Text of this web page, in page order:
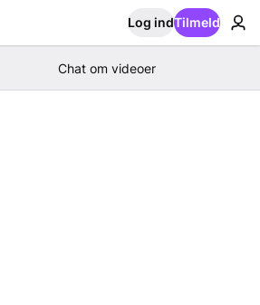
Log indTilmeld
Chat om videoer